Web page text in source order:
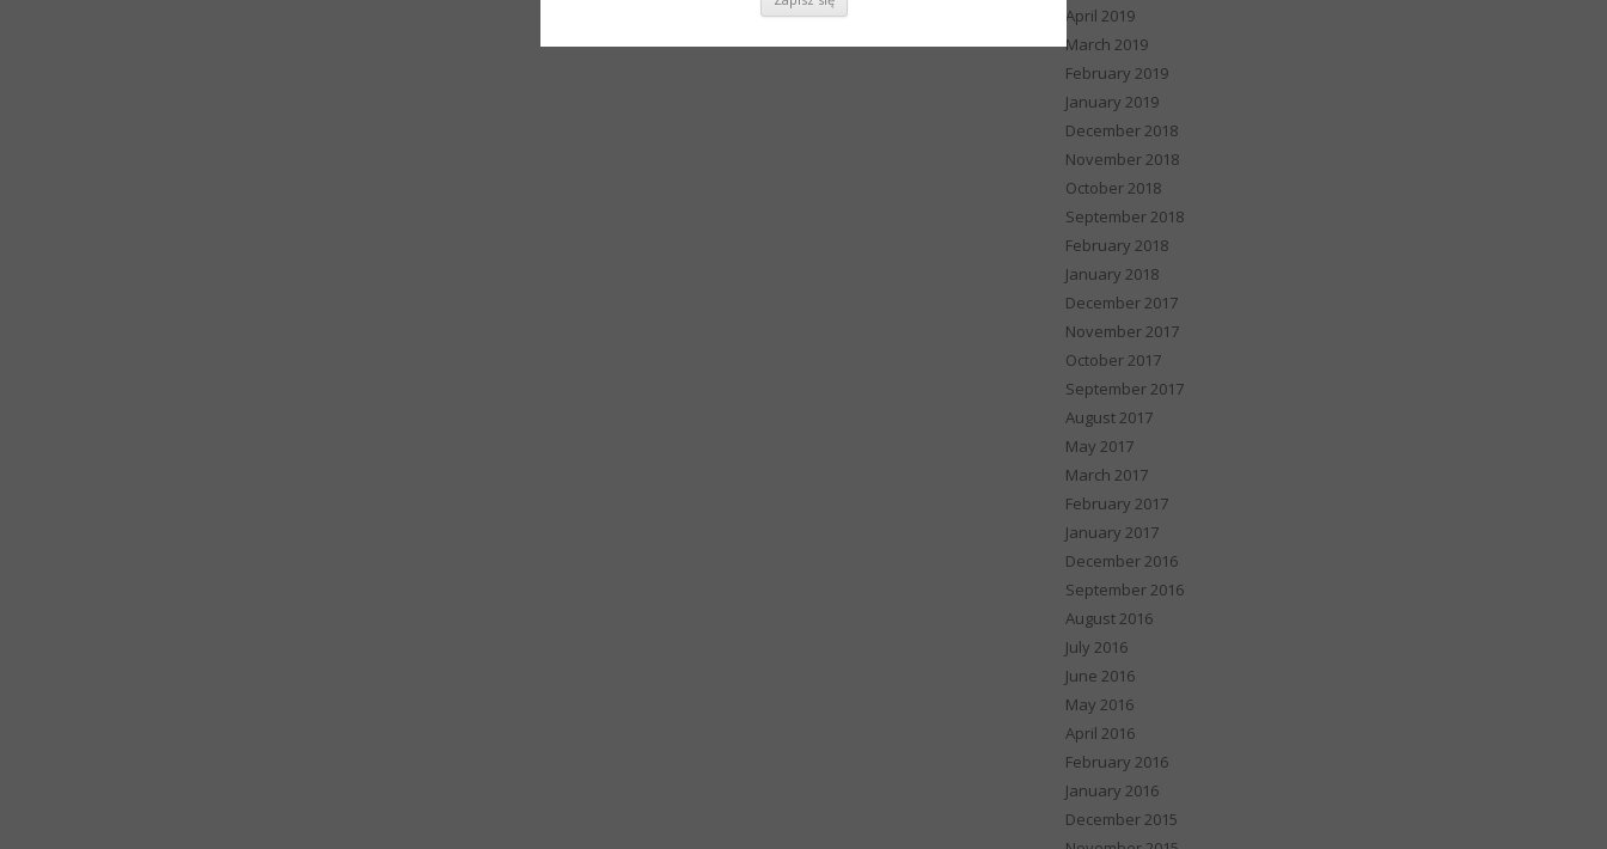
April 2019
March 2019
February 2019
January 2019
December 2018
November 2018
October 2018
September 2018
February 2018
January 2018
December 2017
November 2017
October 2017
September 2017
August 2017
May 2017
March 2017
February 2017
January 2017
December 2016
September 2016
August 2016
July 2016
June 2016
May 2016
April 2016
February 2016
January 2016
December 2015